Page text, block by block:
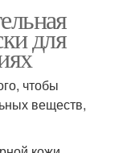
для
чтобы
веществ,